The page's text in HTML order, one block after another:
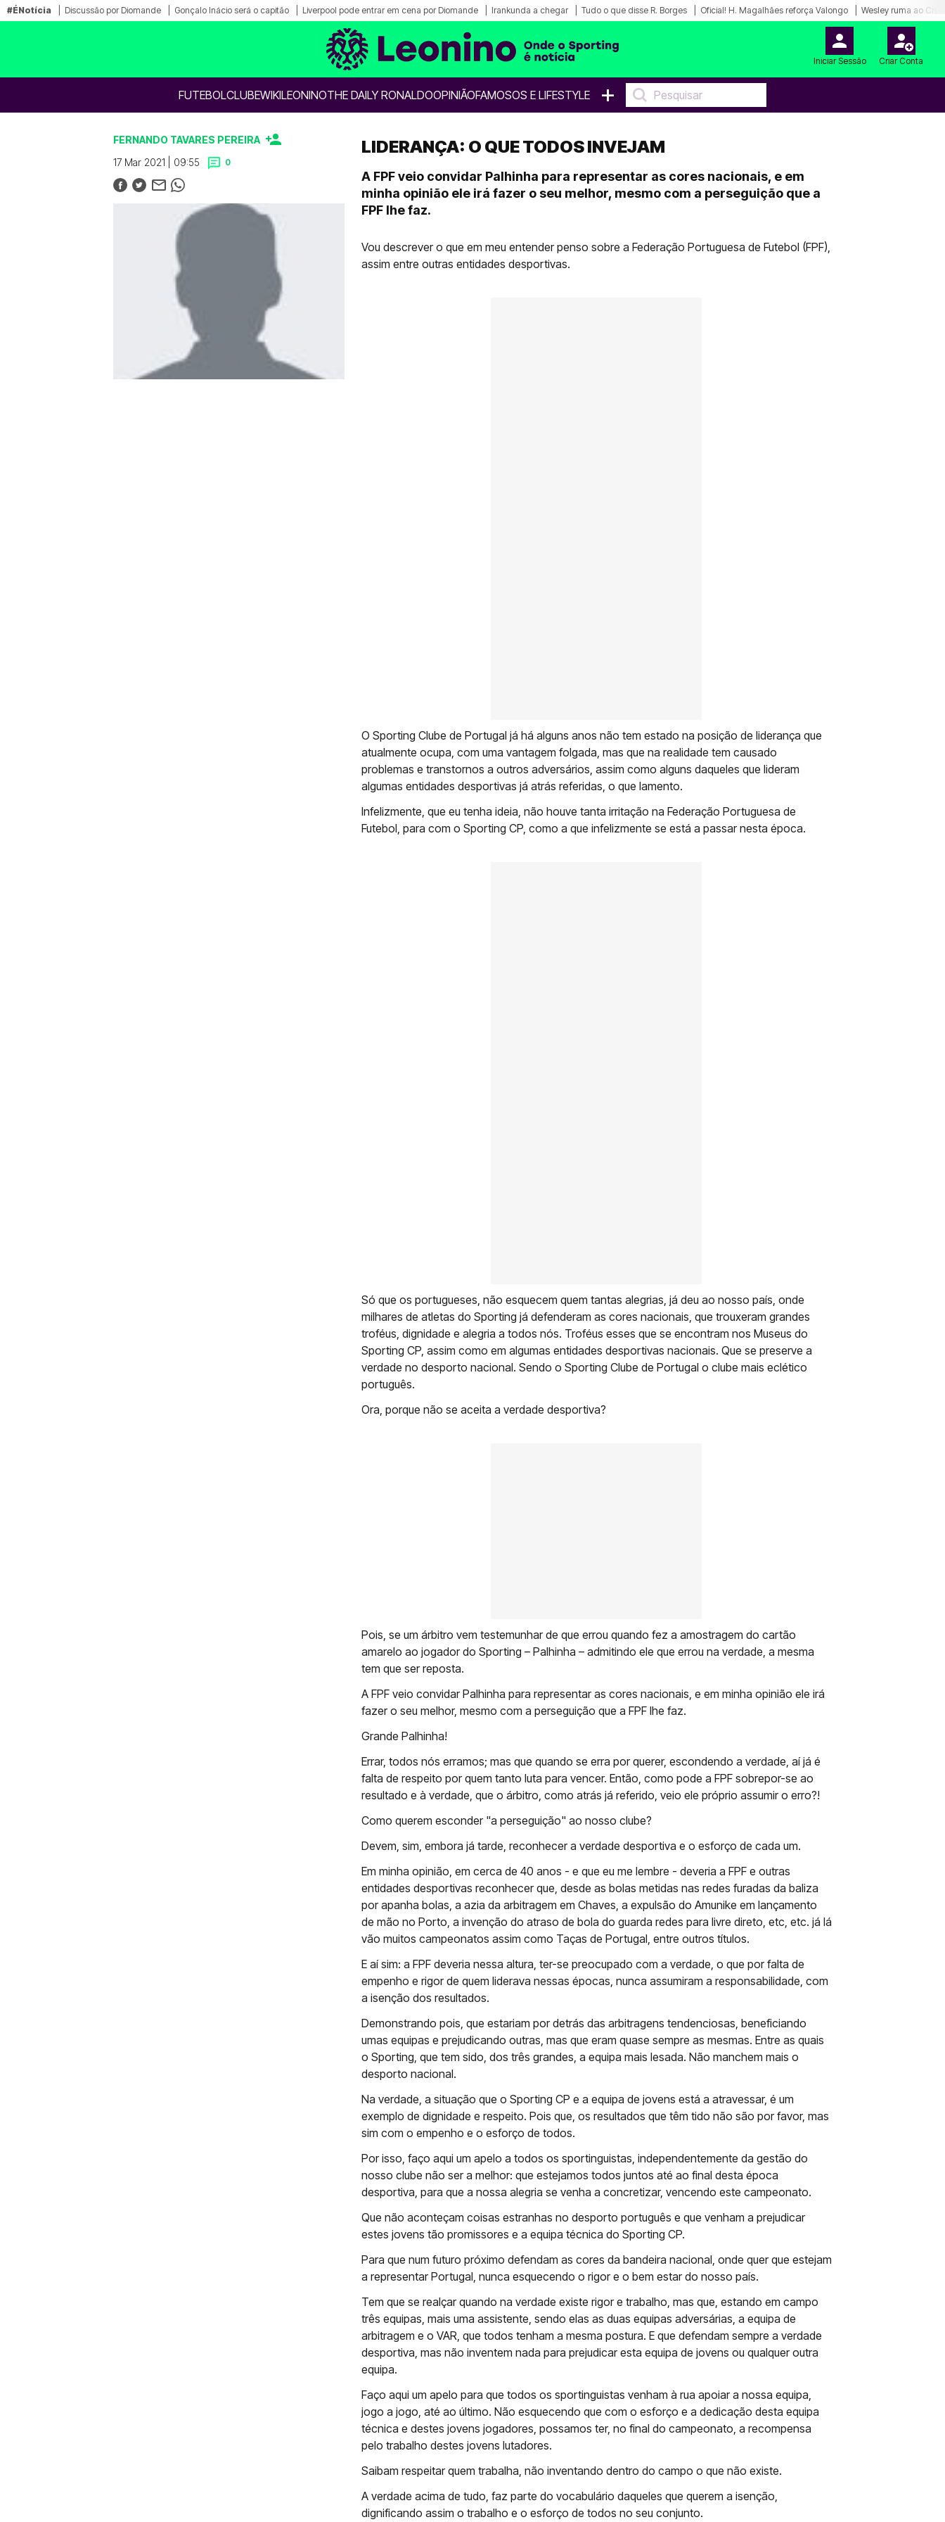
#ÉNotícia Discussão por Diomande Gonçalo Inácio será o capitão Liverpool pode entrar em cena por Diomande Irankunda a chegar Tudo o que disse R. Borges Oficial! H. Magalhães reforça Valongo Wesley ruma ao
Iniciar Sessão Criar Conta
FUTEBOLCLUBEWIKILEONINOTHE DAILY RONALDOOPINIÃOFAMOSOS E LIFESTYLE +
FERNANDO TAVARES PEREIRA
17 Mar 2021 | 09:55
0
LIDERANÇA: O QUE TODOS INVEJAM
A FPF veio convidar Palhinha para representar as cores nacionais, e em
minha opinião ele irá fazer o seu melhor, mesmo com a perseguição que a
FPF lhe faz.
Vou descrever o que em meu entender penso sobre a Federação Portuguesa de Futebol (FPF),
assim entre outras entidades desportivas.
O Sporting Clube de Portugal já há alguns anos não tem estado na posição de liderança que
atualmente ocupa, com uma vantagem folgada, mas que na realidade tem causado
problemas e transtornos a outros adversários, assim como alguns daqueles que lideram
algumas entidades desportivas já atrás referidas, o que lamento.
Infelizmente, que eu tenha ideia, não houve tanta irritação na Federação Portuguesa de
Futebol, para com o Sporting CP, como a que infelizmente se está a passar nesta época.
Só que os portugueses, não esquecem quem tantas alegrias, já deu ao nosso país, onde
milhares de atletas do Sporting já defenderam as cores nacionais, que trouxeram grandes
troféus, dignidade e alegria a todos nós. Troféus esses que se encontram nos Museus do
Sporting CP, assim como em algumas entidades desportivas nacionais. Que se preserve a
verdade no desporto nacional. Sendo o Sporting Clube de Portugal o clube mais eclético
português.
Ora, porque não se aceita a verdade desportiva?
Pois, se um árbitro vem testemunhar de que errou quando fez a amostragem do cartão
amarelo ao jogador do Sporting – Palhinha – admitindo ele que errou na verdade, a mesma
tem que ser reposta.
A FPF veio convidar Palhinha para representar as cores nacionais, e em minha opinião ele irá
fazer o seu melhor, mesmo com a perseguição que a FPF lhe faz.
Grande Palhinha!
Errar, todos nós erramos; mas que quando se erra por querer, escondendo a verdade, aí já é
falta de respeito por quem tanto luta para vencer. Então, como pode a FPF sobrepor-se ao
resultado e à verdade, que o árbitro, como atrás já referido, veio ele próprio assumir o erro?!
Como querem esconder "a perseguição" ao nosso clube?
Devem, sim, embora já tarde, reconhecer a verdade desportiva e o esforço de cada um.
Em minha opinião, em cerca de 40 anos - e que eu me lembre - deveria a FPF e outras
entidades desportivas reconhecer que, desde as bolas metidas nas redes furadas da baliza
por apanha bolas, a azia da arbitragem em Chaves, a expulsão do Amunike em lançamento
de mão no Porto, a invenção do atraso de bola do guarda redes para livre direto, etc, etc. já lá
vão muitos campeonatos assim como Taças de Portugal, entre outros títulos.
E aí sim: a FPF deveria nessa altura, ter-se preocupado com a verdade, o que por falta de
empenho e rigor de quem liderava nessas épocas, nunca assumiram a responsabilidade, com
a isenção dos resultados.
Demonstrando pois, que estariam por detrás das arbitragens tendenciosas, beneficiando
umas equipas e prejudicando outras, mas que eram quase sempre as mesmas. Entre as quais
o Sporting, que tem sido, dos três grandes, a equipa mais lesada. Não manchem mais o
desporto nacional.
Na verdade, a situação que o Sporting CP e a equipa de jovens está a atravessar, é um
exemplo de dignidade e respeito. Pois que, os resultados que têm tido não são por favor, mas
sim com o empenho e o esforço de todos.
Por isso, faço aqui um apelo a todos os sportinguistas, independentemente da gestão do
nosso clube não ser a melhor: que estejamos todos juntos até ao final desta época
desportiva, para que a nossa alegria se venha a concretizar, vencendo este campeonato.
Que não aconteçam coisas estranhas no desporto português e que venham a prejudicar
estes jovens tão promissores e a equipa técnica do Sporting CP.
Para que num futuro próximo defendam as cores da bandeira nacional, onde quer que estejam
a representar Portugal, nunca esquecendo o rigor e o bem estar do nosso país.
Tem que se realçar quando na verdade existe rigor e trabalho, mas que, estando em campo
três equipas, mais uma assistente, sendo elas as duas equipas adversárias, a equipa de
arbitragem e o VAR, que todos tenham a mesma postura. E que defendam sempre a verdade
desportiva, mas não inventem nada para prejudicar esta equipa de jovens ou qualquer outra
equipa.
Faço aqui um apelo para que todos os sportinguistas venham à rua apoiar a nossa equipa,
jogo a jogo, até ao último. Não esquecendo que com o esforço e a dedicação desta equipa
técnica e destes jovens jogadores, possamos ter, no final do campeonato, a recompensa
pelo trabalho destes jovens lutadores.
Saibam respeitar quem trabalha, não inventando dentro do campo o que não existe.
A verdade acima de tudo, faz parte do vocabulário daqueles que querem a isenção,
dignificando assim o trabalho e o esforço de todos no seu conjunto.